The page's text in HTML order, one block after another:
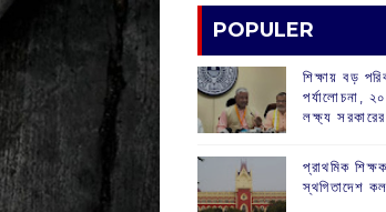
POPULER
শিক্ষায় বড়
পর্যালোচনা,
লক্ষ্য সরকারের
প্রাথমিক
স্থগিতাদেশ